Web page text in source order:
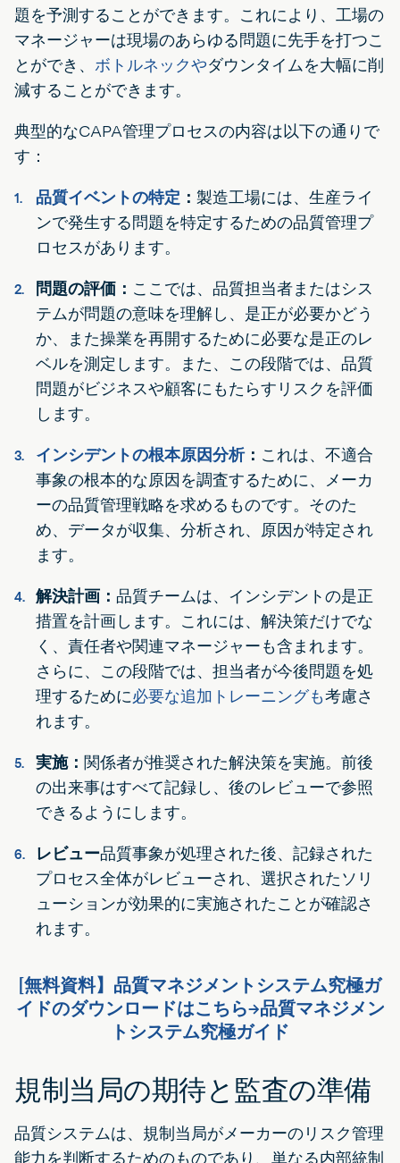
題を予測することができます。これにより、工場の
マネージャーは現場のあらゆる問題に先手を打つこ
とができ、 ボトルネックやダウンタイムを大幅に削
減することができます。
典型的なCAPA管理プロセスの内容は以下の通りで
す：
品質イベントの特定 ： 製造工場には、生産ライ
ンで発生する問題を特定するための品質管理プ
ロセスがあります。
問題の評価： ここでは、品質担当者またはシス
テムが問題の意味を理解し、是正が必要かどう
か、また操業を再開するために必要な是正のレ
ベルを測定します。また、この段階では、品質
問題がビジネスや顧客にもたらすリスクを評価
します。
インシデントの根本原因分析： これは、不適合
事象の根本的な原因を調査するために、メーカ
ーの品質管理戦略を求めるものです。そのた
め、データが収集、分析され、原因が特定され
ます。
解決計画： 品質チームは、インシデントの是正
措置を計画します。これには、解決策だけでな
く、責任者や関連マネージャーも含まれます。
さらに、この段階では、担当者が今後問題を処
理するために必要な追加トレーニングも考慮さ
れます。
実施： 関係者が推奨された解決策を実施。前後
の出来事はすべて記録し、後のレビューで参照
できるようにします。
レビュー品質事象が処理された後、記録された
プロセス全体がレビューされ、選択されたソリ
ューションが効果的に実施されたことが確認さ
れます。
[無料資料】品質マネジメントシステム究極ガ
イドのダウンロードはこちら→品質マネジメン
トシステム究極ガイド
規制当局の期待と監査の準備
品質システムは、規制当局がメーカーのリスク管理
能力を判断するためのものであり、単なる内部統制